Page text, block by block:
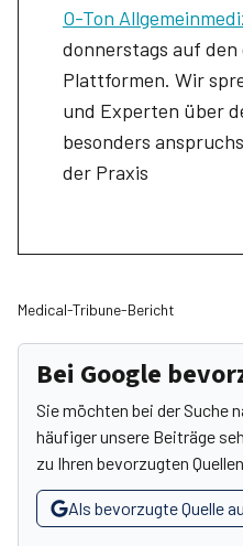
O-Ton
donnerstags auf
Plattformen. Wir
und Experten über
besonders
der Praxis
Medical-Tribune-Bericht
Bei Google
Sie möchten bei der Suche
häufiger unsere Beiträge
zu Ihren bevorzugten
Als bevorzugte Quelle